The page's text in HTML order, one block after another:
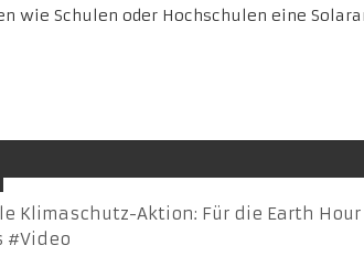
wie Schulen oder Hochschulen eine
Klimaschutz-Aktion: Für die Earth
#Video